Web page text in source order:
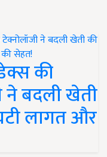
की
ने बदली खेती
लागत और